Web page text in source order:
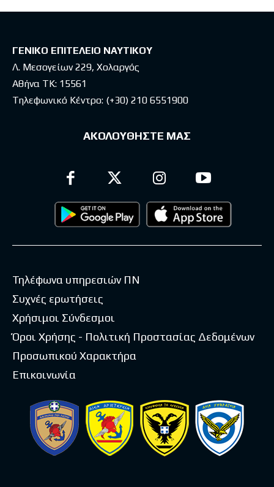
ΓΕΝΙΚΟ ΕΠΙΤΕΛΕΙΟ ΝΑΥΤΙΚΟΥ
Λ. Μεσογείων 229, Χολαργός
Αθήνα ΤΚ: 15561
Τηλεφωνικό Κέντρο: (+30) 210 6551900
ΑΚΟΛΟΥΘΗΣΤΕ ΜΑΣ
Τηλέφωνα υπηρεσιών ΠΝ
Συχνές ερωτήσεις
Χρήσιμοι Σύνδεσμοι
Όροι Χρήσης - Πολιτική Προστασίας Δεδομένων
Προσωπικού Χαρακτήρα
Επικοινωνία